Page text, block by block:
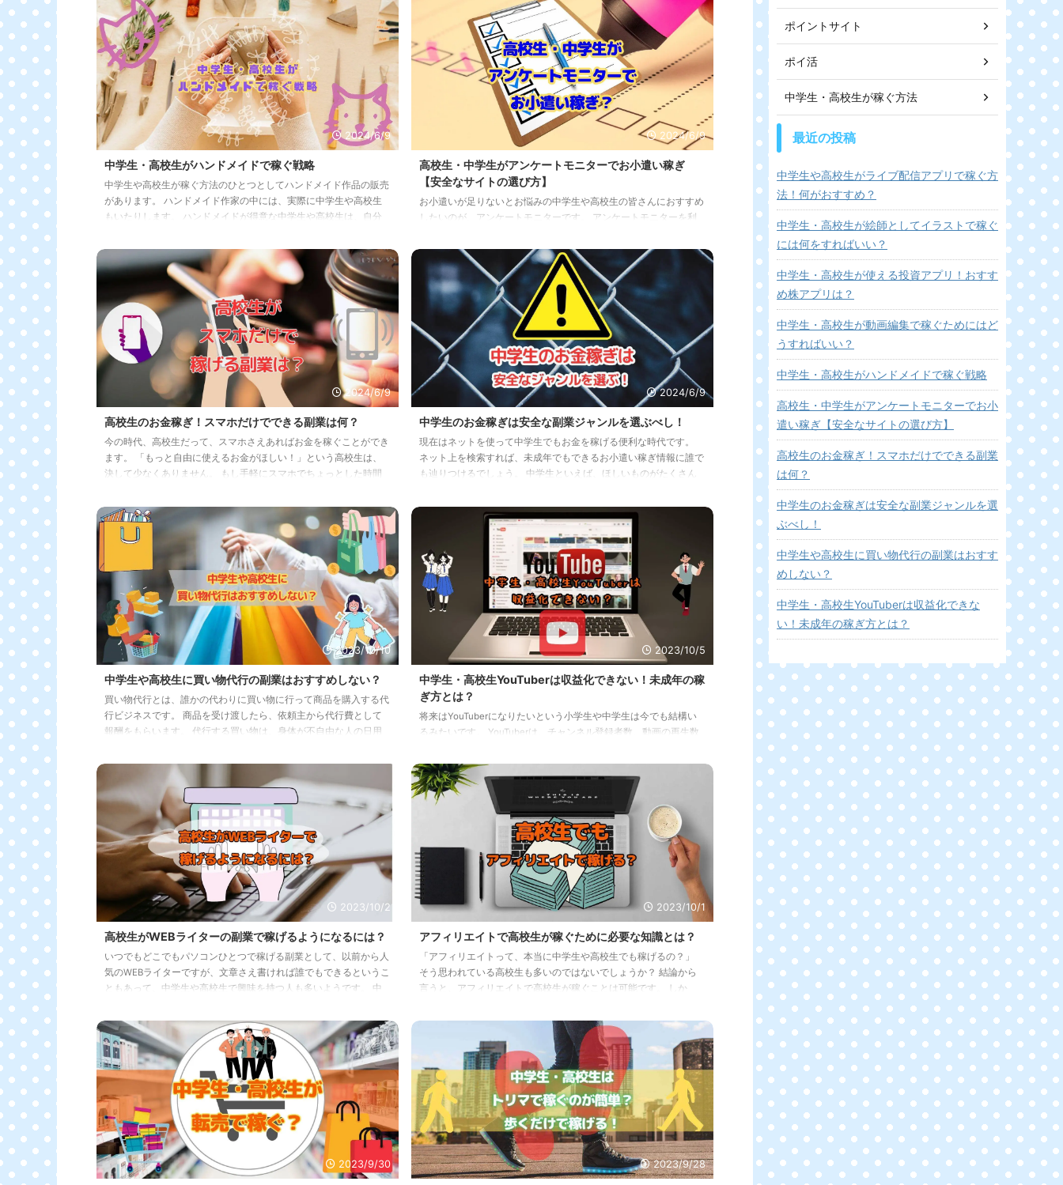
のために有益なことです。 しかし、実際にはどのアプリを使えば
いいかわからない人も多いでしょう。 この記事では中学生・高校
生におすすめの投資アプリを紹介します。 ぜひ最後までお読みい
ただき、参考にしてみてください。 中高生でもできる投資の種類
実際に投資を始める前に、投資に ...
う。 動画編集というと、難しそうなイメージを持っている人も多
いようです。 高額な機材が必要だったり、映像編集ソフトは操作
が複雑そうに見えたり・・・ 「動画編集に興味はあるし、やって
みたいとは思ってるけど、一歩も踏み出せていない…」という状態
の人もいらっし ...
2024/6/9
中学生・高校生がハンドメイドで稼ぐ戦略
中学生や高校生が稼ぐ方法のひとつとしてハンドメイド作品の販売
があります。 ハンドメイド作家の中には、実際に中学生や高校生
もいたりします。 ハンドメイドが得意な中学生や高校生は、自分
高校生がハンドメイドで稼ぐには何が必要かをお届けします。 ぜ
ひ参考にしてみてください。 ハンドメイド作家に年齢制限はな
い？ ハンドメイド作家には年齢制限はありません。 自分のハンド
メイド作品があれば、今すぐにでもハンドメイド作家を名乗ること
ができます。 SNSやハンドメ ...
2024/6/9
高校生・中学生がアンケートモニターでお小遣い稼ぎ
【安全なサイトの選び方】
お小遣いが足りないとお悩みの中学生や高校生の皆さんにおすすめ
したいのが、アンケートモニターです。 アンケートモニターを利
でも…本当に安全なのでしょうか？ 詐欺ではないのでしょうか？
そんな不安をお持ちの方もいらっしゃるかも知れませんね。 この
記事では、信頼性の高いデータに基づいて、アンケートモニターサ
イトの安全性についてお伝えします。 また、中学生や高校生でも
安心して利用できるアンケートモニターを厳選して紹介します。
ぜひこの機会に、アンケート ...
2024/6/9
高校生のお金稼ぎ！スマホだけでできる副業は何？
今の時代、高校生だって、スマホさえあればお金を稼ぐことができ
ます。 「もっと自由に使えるお金がほしい！」という高校生は、
決して少なくありません。 もし手軽にスマホでちょっとした時間
この記事では高校生にぴったりの副業をご紹介していきます。 こ
んな方々にぴったりの情報です。 スマホやパソコンを使ってお小
遣い稼ぎを考えている 放課後の時間が部活や塾で埋まっていてバ
イトに割ける時間が少ない 安全で高校生でもできる副業を探して
いる スマホひとつで稼ぐ方法 ...
2024/6/9
中学生のお金稼ぎは安全な副業ジャンルを選ぶべし！
現在はネットを使って中学生でもお金を稼げる便利な時代です。
ネット上を検索すれば、未成年でもできるお小遣い稼ぎ情報に誰で
も辿りつけるでしょう。 中学生といえば、ほしいものがたくさん
ームのアイテムに課金したい 最新のゲーム機 オシャレな洋服・
鞄・アクセサリー 一気読みしたいマンガ全巻セット アイドルのグ
ッズ アニメグッズ 遊びに行くにしてもお金が必要ですしね…
音をいえば「毎月お小遣いをもらってるけど、ぶっちゃけそれだけ
じゃ足りない ...
2023/10/10
中学生や高校生に買い物代行の副業はおすすめしない？
買い物代行とは、誰かの代わりに買い物に行って商品を購入する代
行ビジネスです。 商品を受け渡したら、依頼主から代行費として
報酬をもらいます。 代行する買い物は、身体が不自由な人の日用
品など多岐にわたります。 ほしい商品があるけど、事情があって
買い物にいけない人に代わって、自分がその商品を購入して渡すだ
けのビジネスなので、中学生や高校生でも簡単にできそうに思えま
すよね？ 確かに勉強や部活で忙しい中高生でも副業としては、取
り組みやすいかも知れません。 ...
2023/10/5
中学生・高校生YouTuberは収益化できない！未成年の稼
ぎ方とは？
将来はYouTuberになりたいという小学生や中学生は今でも結構い
るみたいです。 YouTuberは、チャンネル登録者数、動画の再生数
らい稼いでいるのかを予想しやすいのが特徴でもあります。 若手
のYouTuberも次々と登場してきて、中には中学生や高校生もいた
りします。 しかし、未成年がYouTubeで稼ぐには、年齢的な制約が
あるのも事実です。 はたして現役の中学生・高校生YouTuberたち
は、どのように稼いでいるのでしょうか？ YouTube ...
2023/10/2
高校生がWEBライターの副業で稼げるようになるには？
いつでもどこでもパソコンひとつで稼げる副業として、以前から人
気のWEBライターですが、文章さえ書ければ誰でもできるというこ
ともあって、中学生や高校生で興味を持つ人も多いようです。 中
会も多いため、確かにWEBライターという副業と相性が良いかも知
れませんね？ 文章を書くだけでお金が稼げると聞いたら、お小遣
いが少なかったり、金欠気味の中高生が「やってみたい！」と思う
のも当然です。 この記事では、高校生がWEBライターとして稼げ
るようになるまでに必要な ...
2023/10/1
アフィリエイトで高校生が稼ぐために必要な知識とは？
「アフィリエイトって、本当に中学生や高校生でも稼げるの？」
そう思われている高校生も多いのではないでしょうか？ 結論から
言うと、アフィリエイトで高校生が稼ぐことは可能です。 しか
アフィリエイトで稼ぐために必要な知識をすべてお伝えします。
稼げるかどうかは別として、高校生のうちからアフィリエイトを始
めておくと、将来の選択肢を広げることができます。 ぜひ、最後
まで読んでみてください。 アフィリエイトとは？ アフィリエイト
とは、自分の運営する媒体（ブロ ...
2023/9/30 2023/9/28
ポイントサイト
ポイ活
中学生・高校生が稼ぐ方法
最近の投稿
中学生や高校生がライブ配信アプリで稼ぐ方
法！何がおすすめ？
中学生・高校生が絵師としてイラストで稼ぐ
には何をすればいい？
中学生・高校生が使える投資アプリ！おすす
め株アプリは？
中学生・高校生が動画編集で稼ぐためにはど
うすればいい？
中学生・高校生がハンドメイドで稼ぐ戦略
高校生・中学生がアンケートモニターでお小
遣い稼ぎ【安全なサイトの選び方】
高校生のお金稼ぎ！スマホだけでできる副業
は何？
中学生のお金稼ぎは安全な副業ジャンルを選
ぶべし！
中学生や高校生に買い物代行の副業はおすす
めしない？
中学生・高校生YouTuberは収益化できな
い！未成年の稼ぎ方とは？